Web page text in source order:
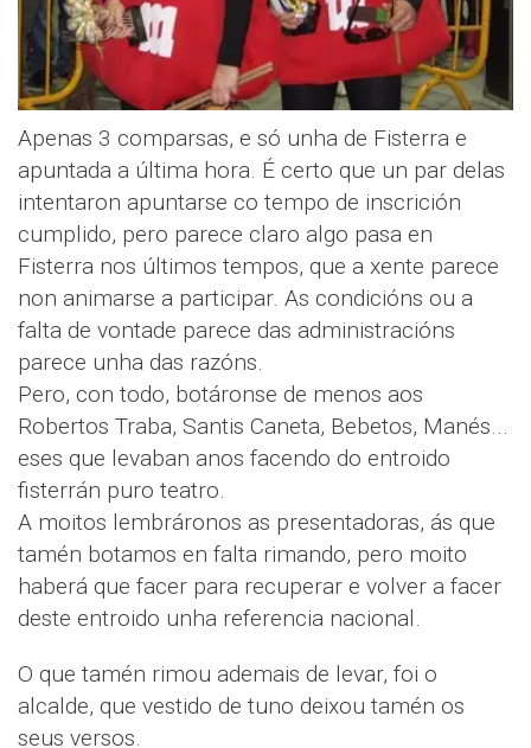
Apenas 3 comparsas, e só unha de Fisterra e
apuntada a última hora. É certo que un par delas
intentaron apuntarse co tempo de inscrición
cumplido, pero parece claro algo pasa en
Fisterra nos últimos tempos, que a xente parece
non animarse a participar. As condicións ou a
falta de vontade parece das administracións
parece unha das razóns.
Pero, con todo, botáronse de menos aos
Robertos Traba, Santis Caneta, Bebetos, Manés...
eses que levaban anos facendo do entroido
fisterrán puro teatro.
A moitos lembráronos as presentadoras, ás que
tamén botamos en falta rimando, pero moito
haberá que facer para recuperar e volver a facer
deste entroido unha referencia nacional.
O que tamén rimou ademais de levar, foi o
alcalde, que vestido de tuno deixou tamén os
seus versos.